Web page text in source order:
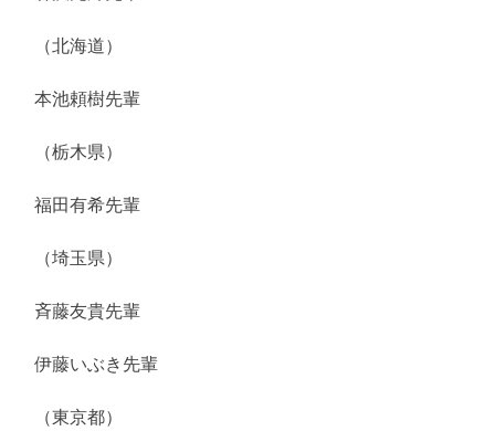
（北海道）
本池頼樹先輩
（栃木県）
福田有希先輩
（埼玉県）
斉藤友貴先輩
伊藤いぶき先輩
（東京都）